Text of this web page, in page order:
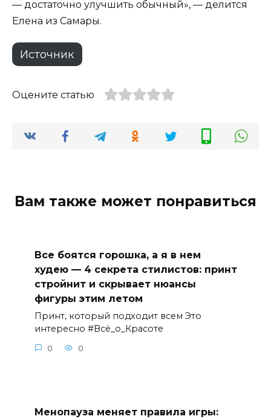
— достаточно улучшить обычный», — делится
Елена из Самары.
Источник
Оцените статью
Вам также может понравиться
Все боятся горошка, а я в нем
худею — 4 секрета стилистов: принт
стройнит и скрывает нюансы
фигуры этим летом
Принт, который подходит всем Это
интересно #Всё_о_Красоте
0 0
Менопауза меняет правила игры: